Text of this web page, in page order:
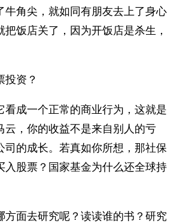
牛角尖，就如同有朋友去上了身心
把饭店关了，因为开饭店是杀生，
投资？
看成一个正常的商业行为，这就是
云，你的收益不是来自别人的亏
司的成长。若真如你所想，那社保
入股票？国家基金为什么还全球持
方面去研究呢？读读谁的书？研究